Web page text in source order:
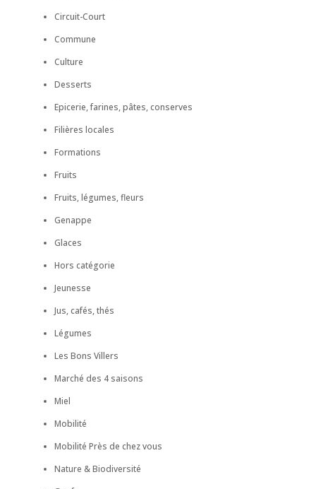
Circuit-Court
Commune
Culture
Desserts
Epicerie, farines, pâtes, conserves
Filières locales
Formations
Fruits
Fruits, légumes, fleurs
Genappe
Glaces
Hors catégorie
Jeunesse
Jus, cafés, thés
Légumes
Les Bons Villers
Marché des 4 saisons
Miel
Mobilité
Mobilité Près de chez vous
Nature & Biodiversité